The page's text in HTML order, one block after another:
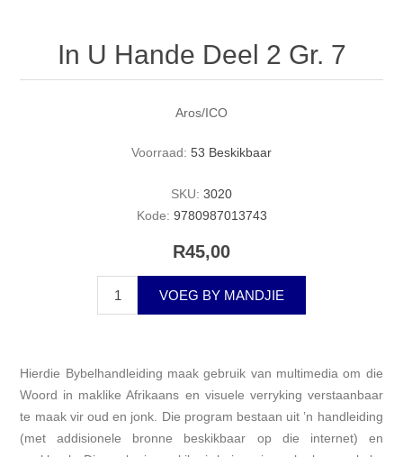
In U Hande Deel 2 Gr. 7
Aros/ICO
Voorraad: 53 Beskikbaar
SKU: 3020
Kode: 9780987013743
R45,00
VOEG BY MANDJIE
Hierdie Bybelhandleiding maak gebruik van multimedia om die
Woord in maklike Afrikaans en visuele verryking verstaanbaar
te maak vir oud en jonk. Die program bestaan uit ’n handleiding
(met addisionele bronne beskikbaar op die internet) en